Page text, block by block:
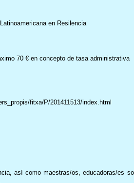
en Resilencia
70 € en concepto de tasa administrativa
fitxa/P/201411513/index.html
así como maestras/os, educadoras/es